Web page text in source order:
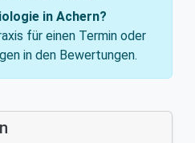
in Achern?
für einen Termin oder
in den Bewertungen.